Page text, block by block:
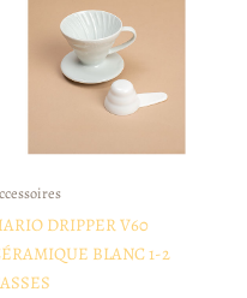
DRIPPER V60
BLANC 1-2